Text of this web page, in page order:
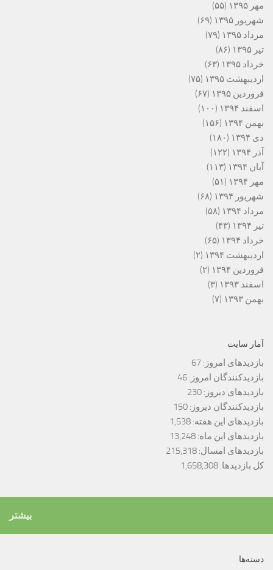
مهر ۱۳۹۵
(۵۵)
شهریور ۱۳۹۵
(۶۹)
مرداد ۱۳۹۵
(۷۹)
تیر ۱۳۹۵
(۸۶)
خرداد ۱۳۹۵
(۶۳)
اردیبهشت ۱۳۹۵
(۷۵)
فروردین ۱۳۹۵
(۶۷)
اسفند ۱۳۹۴
(۱۰۰)
بهمن ۱۳۹۴
(۱۵۶)
دی ۱۳۹۴
(۱۸۰)
آذر ۱۳۹۴
(۱۲۲)
آبان ۱۳۹۴
(۱۱۳)
مهر ۱۳۹۴
(۵۱)
شهریور ۱۳۹۴
(۶۸)
مرداد ۱۳۹۴
(۵۸)
تیر ۱۳۹۴
(۴۳)
خرداد ۱۳۹۴
(۶۵)
اردیبهشت ۱۳۹۴
(۲)
فروردین ۱۳۹۴
(۲)
اسفند ۱۳۹۳
(۳)
بهمن ۱۳۹۳
(۷)
آمار سایت
بازدیدهای امروز: 67
بازدیدکنندگان امروز: 46
بازدیدهای دیروز: 230
بازدیدکنندگان دیروز: 150
بازدیدهای این هفته: 1,538
بازدیدهای این ماه: 13,248
بازدیدهای امسال: 215,318
کل بازدیدها: 1,658,308
بیشتر
دسته‌ها